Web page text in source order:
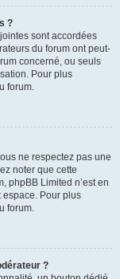
?
sont accordées
du forum ont peut-
concerné, ou seuls
Pour plus
forum.
ne respectez pas une
noter que cette
phpBB Limited n’est en
Pour plus
forum.
?